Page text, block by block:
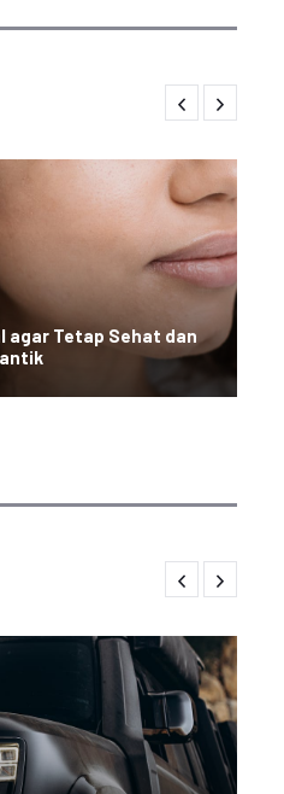
agar Tetap Sehat dan